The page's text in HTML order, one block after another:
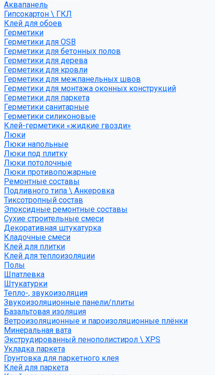
Аквапанель
Гипсокартон \ ГКЛ
Клей для обоев
Герметики
Герметики для OSB
Герметики для бетонных полов
Герметики для дерева
Герметики для кровли
Герметики для межпанельных швов
Герметики для монтажа оконных конструкций
Герметики для паркета
Герметики санитарные
Герметики силиконовые
Клей-герметики «жидкие гвозди»
Люки
Люки напольные
Люки под плитку
Люки потолочные
Люки противопожарные
Ремонтные составы
Подливного типа \ Анкеровка
Тиксотропный состав
Эпоксидные ремонтные составы
Сухие строительные смеси
Декоративная штукатурка
Кладочные смеси
Клей для плитки
Клей для теплоизоляции
Полы
Шпатлевка
Штукатурки
Тепло-, звукоизоляция
Звукоизоляционные панели/плиты
Базальтовая изоляция
Ветроизоляционные и пароизоляционные плёнки
Минеральная вата
Экструдированный пенополистирол \ XPS
Укладка паркета
Грунтовка для паркетного клея
Клей для паркета